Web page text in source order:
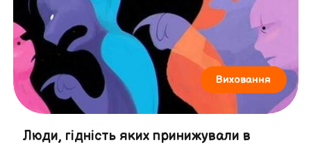
Виховання
Люди, гідність яких принижували в